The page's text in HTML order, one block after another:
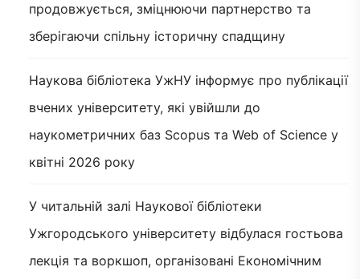
продовжується, зміцнюючи партнерство та
зберігаючи спільну історичну спадщину
Наукова бібліотека УжНУ інформує про публікації
вчених університету, які увійшли до
наукометричних баз Scopus та Web of Science у
квітні 2026 року
У читальній залі Наукової бібліотеки
Ужгородського університету відбулася гостьова
лекція та воркшоп, організовані Економічним